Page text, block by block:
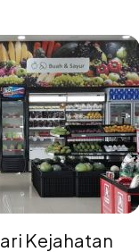
Kejahatan